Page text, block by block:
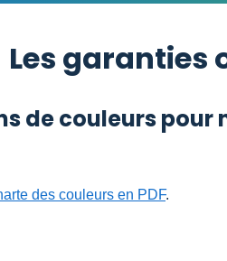
Les garanties
de couleurs pour
des couleurs en PDF.